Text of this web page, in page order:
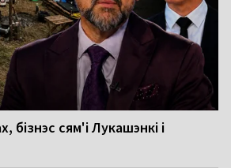
бізнэс сям'і Лукашэнкі і